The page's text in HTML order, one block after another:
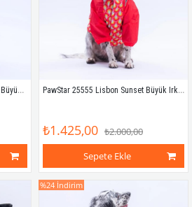
PawStar 25558 Barcelona Nights Büyük Irk Yağmurluk PawStar 25555 Lisbon Sunset Büyük Irk Yağmurluk
₺1.425,00 ₺2.000,00
Sepete Ekle
%24 İndirim